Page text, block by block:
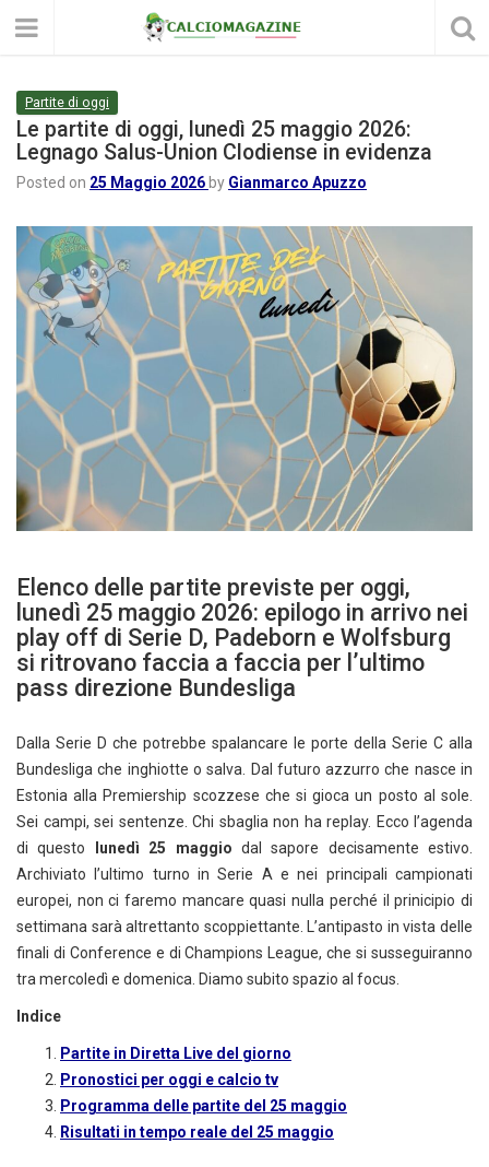
Partite di oggi
Le partite di oggi, lunedì 25 maggio 2026:
Legnago Salus-Union Clodiense in evidenza
Posted on 25 Maggio 2026 by Gianmarco Apuzzo
Elenco delle partite previste per oggi,
lunedì 25 maggio 2026: epilogo in arrivo nei
play off di Serie D, Padeborn e Wolfsburg
si ritrovano faccia a faccia per l’ultimo
pass direzione Bundesliga
Dalla Serie D che potrebbe spalancare le porte della Serie C alla
Bundesliga che inghiotte o salva. Dal futuro azzurro che nasce in
Estonia alla Premiership scozzese che si gioca un posto al sole.
Sei campi, sei sentenze. Chi sbaglia non ha replay. Ecco l’agenda
di questo
lunedì 25 maggio dal sapore decisamente estivo.
Archiviato l’ultimo turno in Serie A e nei principali campionati
europei, non ci faremo mancare quasi nulla perché il prinicipio di
settimana sarà altrettanto scoppiettante. L’antipasto in vista delle
finali di Conference e di Champions League, che si susseguiranno
tra mercoledì e domenica. Diamo subito spazio al focus.
Indice
Partite in Diretta Live del giorno
Pronostici per oggi e calcio tv
Programma delle partite del 25 maggio
Risultati in tempo reale del 25 maggio